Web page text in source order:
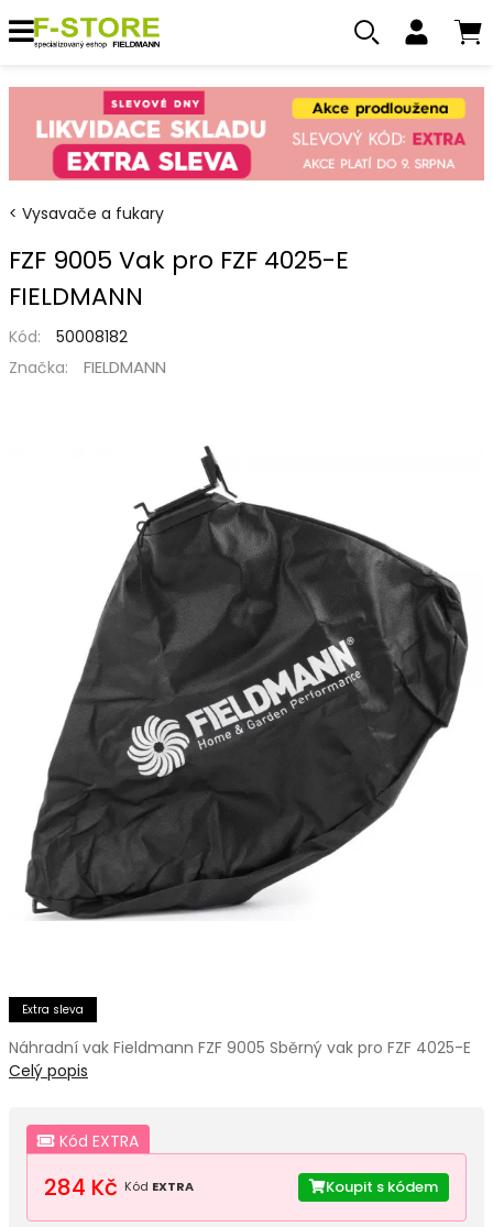
Vysavače a fukary
FZF 9005 Vak pro FZF 4025-E
FIELDMANN
Kód:
50008182
Značka:
FIELDMANN
Extra sleva
Náhradní vak Fieldmann FZF 9005 Sběrný vak pro FZF 4025-E
Celý popis
Kód EXTRA
284 Kč Kód EXTRA Koupit s kódem